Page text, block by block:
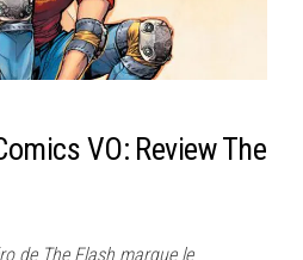
VO: Review The
de The Flash marque le